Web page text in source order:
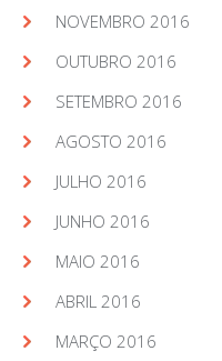
NOVEMBRO 2016
OUTUBRO 2016
SETEMBRO 2016
AGOSTO 2016
JULHO 2016
JUNHO 2016
MAIO 2016
ABRIL 2016
MARÇO 2016